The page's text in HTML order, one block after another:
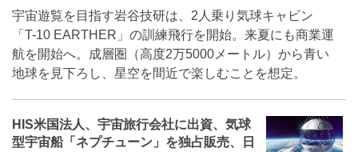
宇宙遊覧を目指す岩谷技研は、2人乗り気球キャビン
「T-10 EARTHER」の訓練飛行を開始。来夏にも商業運
航を開始へ。成層圏（高度2万5000メートル）から青い
地球を見下ろし、星空を間近で楽しむことを想定。
HIS米国法人、宇宙旅行会社に出資、気球
型宇宙船「ネプチューン」を独占販売、日